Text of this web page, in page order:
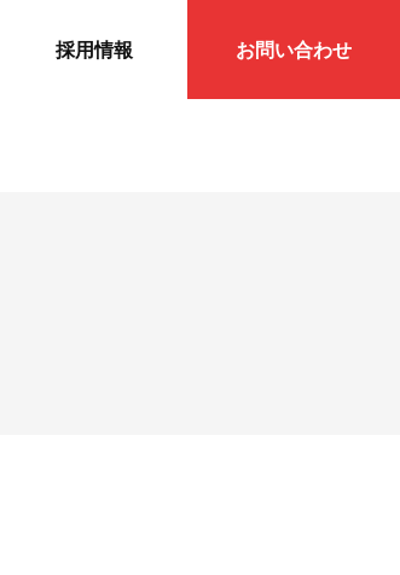
採用情報 お問い合わせ